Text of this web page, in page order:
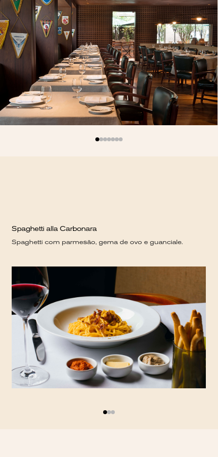
Spaghetti alla Carbonara
Spaghetti com parmesão, gema de ovo e guanciale.